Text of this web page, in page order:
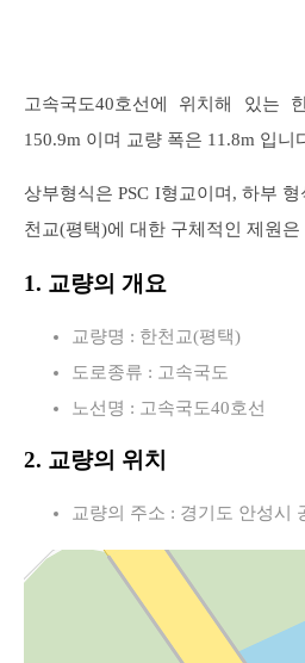
고속국도40호선에 위치해 있는
150.9m 이며 교량 폭은 11.8m 입니
상부형식은 PSC I형교이며, 하부
천교(평택)에 대한 구체적인 제원
1. 교량의 개요
교량명 : 한천교(평택)
도로종류 : 고속국도
노선명 : 고속국도40호선
2. 교량의 위치
교량의 주소 : 경기도 안성시